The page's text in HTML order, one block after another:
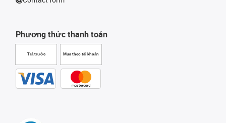
Phương thức thanh toán
Trả trước Mua theo tài khoản